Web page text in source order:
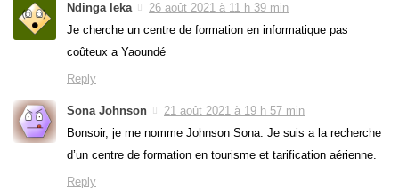
Ndinga leka
26 août 2021 à 11 h 39 min
Je cherche un centre de formation en informatique pas
coûteux a Yaoundé
Reply
Sona Johnson
21 août 2021 à 19 h 57 min
Bonsoir, je me nomme Johnson Sona. Je suis a la recherche
d’un centre de formation en tourisme et tarification aérienne.
Reply